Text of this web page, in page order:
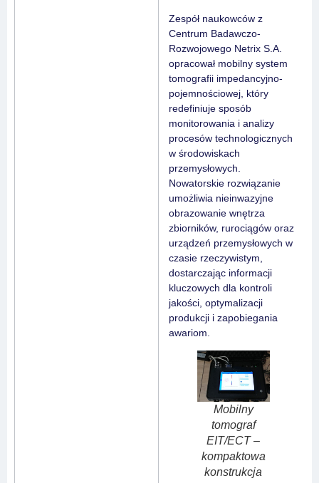
Zespół naukowców z
Centrum Badawczo-
Rozwojowego Netrix S.A.
opracował mobilny system
tomografii impedancyjno-
pojemnościowej, który
redefiniuje sposób
monitorowania i analizy
procesów technologicznych
w środowiskach
przemysłowych.
Nowatorskie rozwiązanie
umożliwia nieinwazyjne
obrazowanie wnętrza
zbiorników, rurociągów oraz
urządzeń przemysłowych w
czasie rzeczywistym,
dostarczając informacji
kluczowych dla kontroli
jakości, optymalizacji
produkcji i zapobiegania
awariom.
Mobilny
tomograf
EIT/ECT –
kompaktowa
konstrukcja